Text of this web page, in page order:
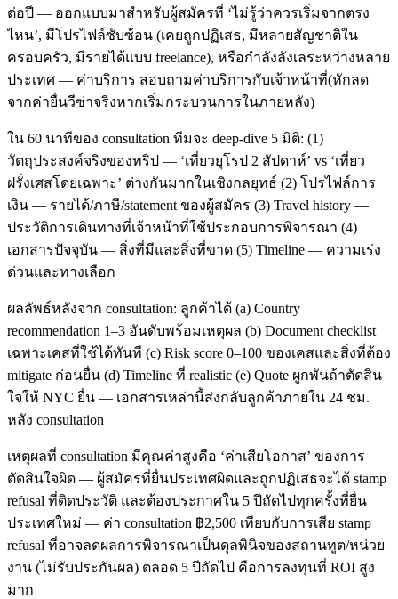
ต่อปี — ออกแบบมาสำหรับผู้สมัครที่ ‘ไม่รู้ว่าควรเริ่มจากตรง
ไหน’, มีโปรไฟล์ซับซ้อน (เคยถูกปฏิเสธ, มีหลายสัญชาติใน
ครอบครัว, มีรายได้แบบ freelance), หรือกำลังลังเลระหว่างหลาย
ประเทศ — ค่าบริการ สอบถามค่าบริการกับเจ้าหน้าที่(หักลด
จากค่ายื่นวีซ่าจริงหากเริ่มกระบวนการในภายหลัง)
ใน 60 นาทีของ consultation ทีมจะ deep-dive 5 มิติ: (1)
วัตถุประสงค์จริงของทริป — ‘เที่ยวยุโรป 2 สัปดาห์’ vs ‘เที่ยว
ฝรั่งเศสโดยเฉพาะ’ ต่างกันมากในเชิงกลยุทธ์ (2) โปรไฟล์การ
เงิน — รายได้/ภาษี/statement ของผู้สมัคร (3) Travel history —
ประวัติการเดินทางที่เจ้าหน้าที่ใช้ประกอบการพิจารณา (4)
เอกสารปัจจุบัน — สิ่งที่มีและสิ่งที่ขาด (5) Timeline — ความเร่ง
ด่วนและทางเลือก
ผลลัพธ์หลังจาก consultation: ลูกค้าได้ (a) Country
recommendation 1–3 อันดับพร้อมเหตุผล (b) Document checklist
เฉพาะเคสที่ใช้ได้ทันที (c) Risk score 0–100 ของเคสและสิ่งที่ต้อง
mitigate ก่อนยื่น (d) Timeline ที่ realistic (e) Quote ผูกพันถ้าตัดสิน
ใจให้ NYC ยื่น — เอกสารเหล่านี้ส่งกลับลูกค้าภายใน 24 ชม.
หลัง consultation
เหตุผลที่ consultation มีคุณค่าสูงคือ ‘ค่าเสียโอกาส’ ของการ
ตัดสินใจผิด — ผู้สมัครที่ยื่นประเทศผิดและถูกปฏิเสธจะได้ stamp
refusal ที่ติดประวัติ และต้องประกาศใน 5 ปีถัดไปทุกครั้งที่ยื่น
ประเทศใหม่ — ค่า consultation ฿2,500 เทียบกับการเสีย stamp
refusal ที่อาจลดผลการพิจารณาเป็นดุลพินิจของสถานทูต/หน่วย
งาน (ไม่รับประกันผล) ตลอด 5 ปีถัดไป คือการลงทุนที่ ROI สูง
มาก